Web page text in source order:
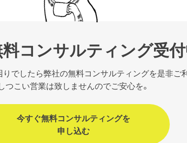
コンサルティング受
でしたら弊社の無料コンサルティングを是非ご
つこい営業は致しませんのでご安心を。
今すぐ無料コンサルティングを
申し込む